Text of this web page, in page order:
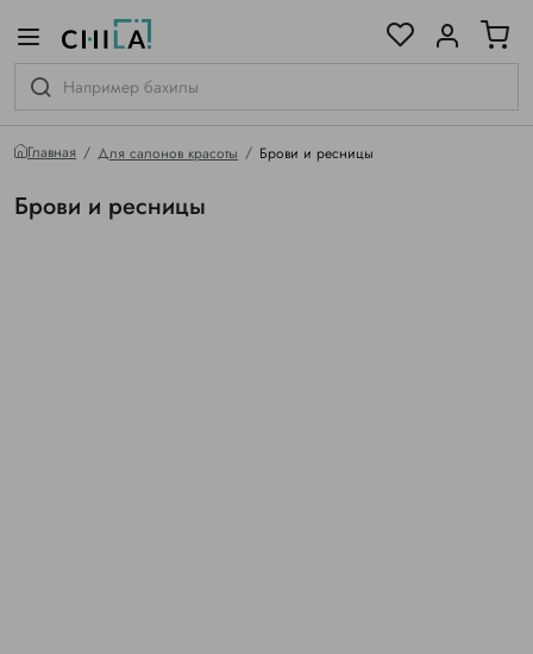
Главная Для салонов красоты Брови и ресницы
Брови и ресницы
гамме